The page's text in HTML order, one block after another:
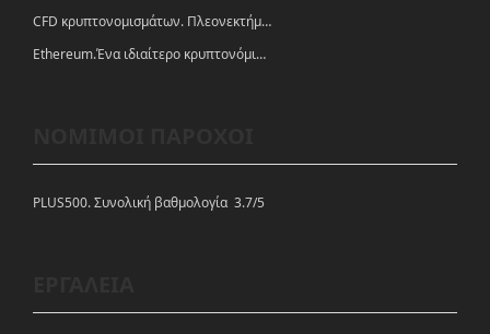
CFD κρυπτονομισμάτων. Πλεονεκτήματα και ευκαιρίες
Ethereum.Ένα ιδιαίτερο κρυπτονόμισμα-πλατφόρμα
PLUS500. Συνολική βαθμολογία 3.7/5